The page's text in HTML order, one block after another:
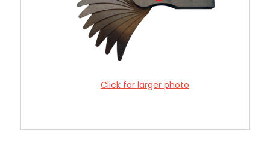
Click for larger photo